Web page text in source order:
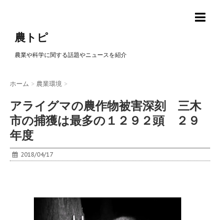
農トピ
農業や科学に関する話題やニュースを紹介
ホーム > 農業環境 >
アライグマの農作物被害深刻 三木
市の捕獲は最多の１２９２頭 ２９
年度
2018/04/17